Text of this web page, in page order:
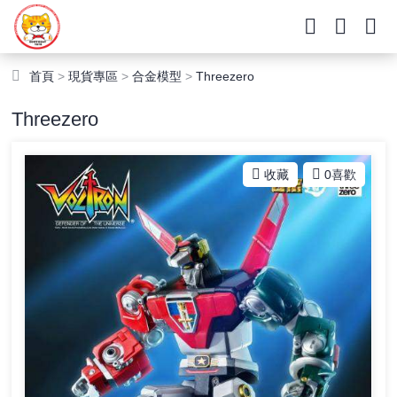
首頁 >現貨專區 >合金模型 >Threezero
Threezero
收藏 0喜歡